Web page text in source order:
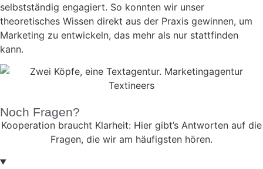
selbstständig engagiert. So konnten wir unser
theoretisches Wissen direkt aus der Praxis gewinnen, um
Marketing zu entwickeln, das mehr als nur stattfinden
kann.
Noch Fragen?
Kooperation braucht Klarheit: Hier gibt’s Antworten auf die
Fragen, die wir am häufigsten hören.